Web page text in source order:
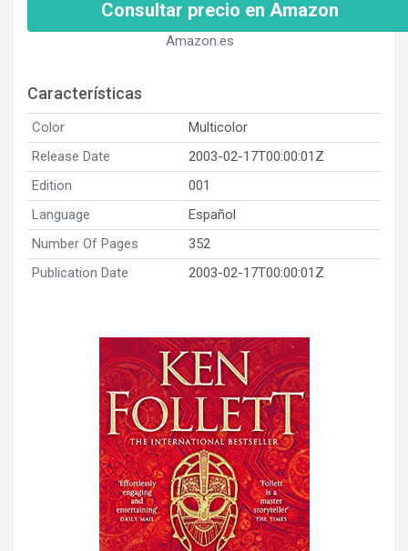
Consultar precio en Amazon
Amazon.es
Características
Color
Multicolor
Release Date
2003-02-17T00:00:01Z
Edition
001
Language
Español
Number Of Pages
352
Publication Date
2003-02-17T00:00:01Z